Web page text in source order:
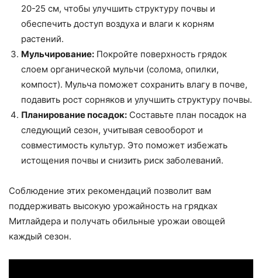
20-25 см, чтобы улучшить структуру почвы и
обеспечить доступ воздуха и влаги к корням
растений.
Мульчирование: Покройте поверхность грядок
слоем органической мульчи (солома, опилки,
компост). Мульча поможет сохранить влагу в почве,
подавить рост сорняков и улучшить структуру почвы.
Планирование посадок: Составьте план посадок на
следующий сезон, учитывая севооборот и
совместимость культур. Это поможет избежать
истощения почвы и снизить риск заболеваний.
Соблюдение этих рекомендаций позволит вам
поддерживать высокую урожайность на грядках
Митлайдера и получать обильные урожаи овощей
каждый сезон.